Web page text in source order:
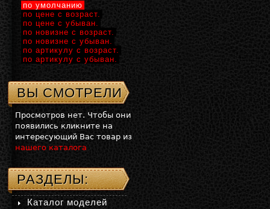
по умолчанию
по цене с возраст.
по цене с убыван.
по новизне с возраст.
по новизне с убыван.
по артикулу с возраст.
по артикулу с убыван.
ВЫ СМОТРЕЛИ
Просмотров нет. Чтобы они
появились кликните на
интересующий Вас товар из
нашего каталога
РАЗДЕЛЫ:
Каталог моделей